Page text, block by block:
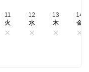
11
火
12
水
13
木
14
金